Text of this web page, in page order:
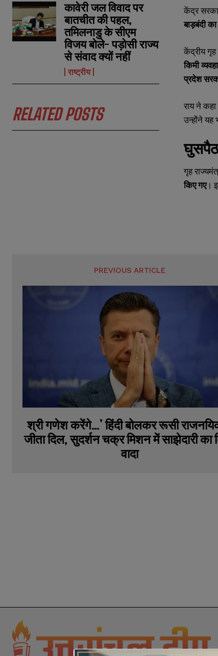
N
a
*
m
a
l
N
u
b
r
N
a
*
m
a
l
N
u
b
r
कावेरी जल विवाद पर
बातचीत की पहल,
तमिलनाडु के सीएम
विजय बोले- पड़ोसी राज्य
से संवाद क्यों नहीं
राष्ट्रीय
RELATED POSTS
केंद्र
बाड़बंदी
केंद्रीय गृह
किमी
प्रदेश
राय ने
उन्होंने यह
गृह
किए गए।
PREVIOUS ARTICLE
श्री गणेश करेंगे…’ हिंदी बोलकर रूसी
जीता दिल, सुदर्शन चक्र मिशन में साझेदारी का
वादा